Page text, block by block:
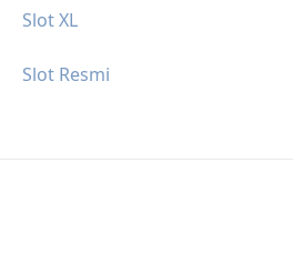
Slot XL
Slot Resmi